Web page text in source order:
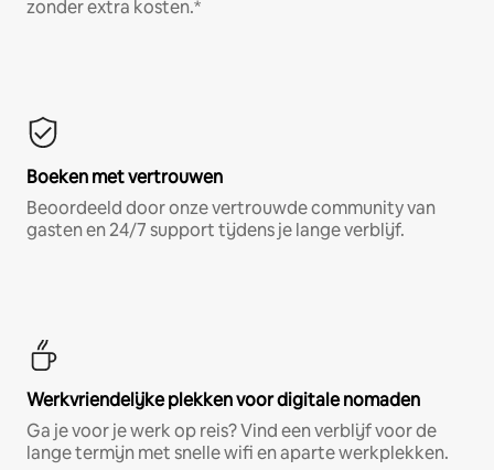
zonder extra kosten.*
Boeken met vertrouwen
Beoordeeld door onze vertrouwde community van
gasten en 24/7 support tijdens je lange verblijf.
Werkvriendelijke plekken voor digitale nomaden
Ga je voor je werk op reis? Vind een verblijf voor de
lange termijn met snelle wifi en aparte werkplekken.